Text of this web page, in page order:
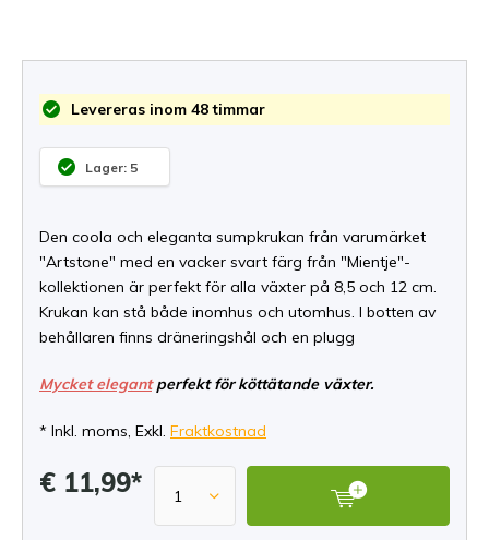
Levereras inom 48 timmar
Lager: 5
Den coola och eleganta sumpkrukan från varumärket
"Artstone" med en vacker svart färg från "Mientje"-
kollektionen är perfekt för alla växter på 8,5 och 12 cm.
Krukan kan stå både inomhus och utomhus. I botten av
behållaren finns dräneringshål och en plugg
Mycket elegantperfekt för köttätande växter.
* Inkl. moms, Exkl. Fraktkostnad
€ 11,99*